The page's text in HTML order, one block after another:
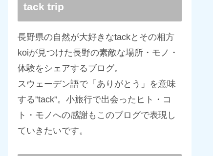
tack trip
長野県の自然が大好きなtackとその相方
koiが見つけた長野の素敵な場所・モノ・
体験をシェアするブログ。
スウェーデン語で「ありがとう」を意味
する”tack”。小旅行で出会ったヒト・コ
ト・モノへの感謝もこのブログで表現し
ていきたいです。